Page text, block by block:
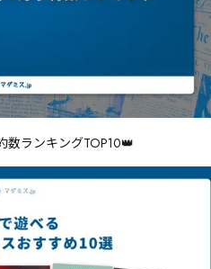
数ランキングTOP10👑